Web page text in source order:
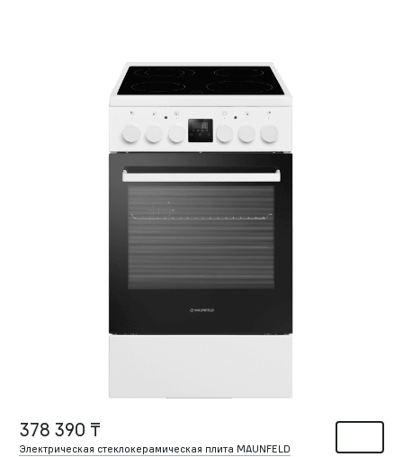
378 390 ₸
Электрическая стеклокерамическая плита MAUNFELD